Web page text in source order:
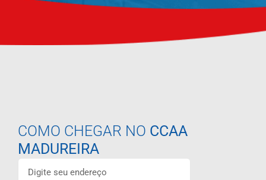
COMO CHEGAR NO CCAA
MADUREIRA